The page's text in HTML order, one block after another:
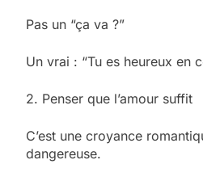
Pas un “ça va ?”
Un vrai : “Tu es heureux en
2. Penser que l’amour suffit
C’est une croyance
dangereuse.